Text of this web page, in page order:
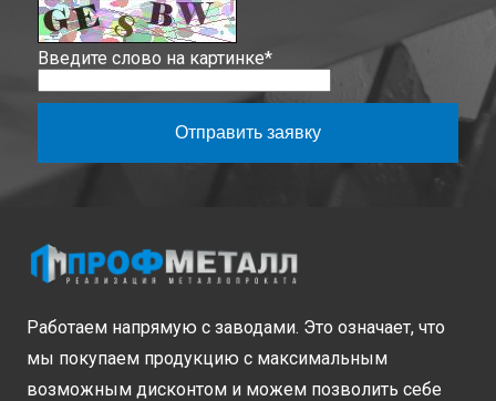
Введите слово на картинке*
Отправить заявку
Работаем напрямую с заводами. Это означает, что
мы покупаем продукцию с максимальным
возможным дисконтом и можем позволить себе